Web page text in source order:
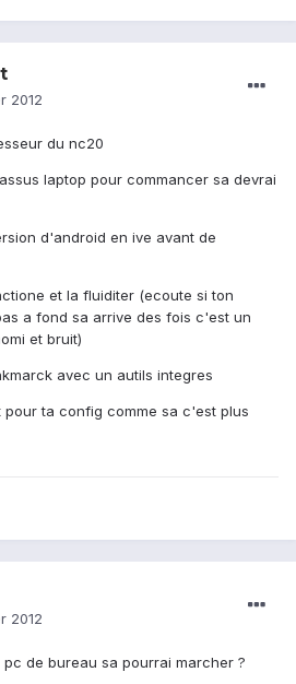
2012
du nc20
laptop pour commancer sa devrai
d'android en ive avant de
et la fluiditer (ecoute si ton
a fond sa arrive des fois c'est un
et bruit)
avec un autils integres
pour ta config comme sa c'est plus
2012
de bureau sa pourrai marcher ?